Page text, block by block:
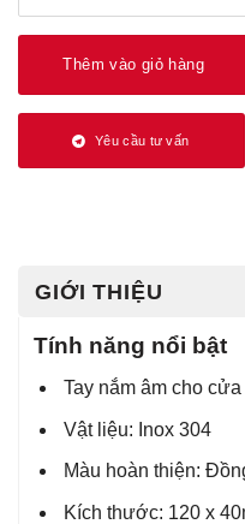
Thêm vào giỏ hàng
Yêu cầu tư vấn
GIỚI THIỆU
Tính năng nổi bật
Tay nắm âm cho cửa
Vật liệu: Inox 304
Màu hoàn thiện:
Kích thước: 120 x